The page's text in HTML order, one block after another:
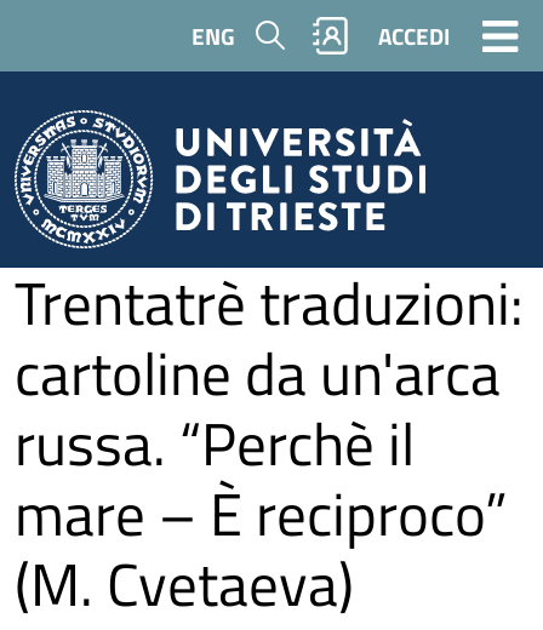
ENG Cerca ACCEDI
Trentatrè traduzioni:
cartoline da un'arca
russa. “Perchè il
mare – È reciproco”
(M. Cvetaeva)